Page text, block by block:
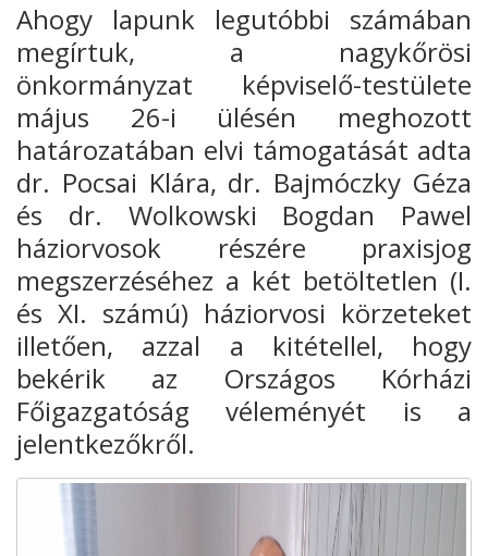
Ahogy lapunk legutóbbi számában
megírtuk, a nagykőrösi
önkormányzat képviselő-testülete
május 26-i ülésén meghozott
határozatában elvi támogatását adta
dr. Pocsai Klára, dr. Bajmóczky Géza
és dr. Wolkowski Bogdan Pawel
háziorvosok részére praxisjog
megszerzéséhez a két betöltetlen (I.
és XI. számú) háziorvosi körzeteket
illetően, azzal a kitétellel, hogy
bekérik az Országos Kórházi
Főigazgatóság véleményét is a
jelentkezőkről.